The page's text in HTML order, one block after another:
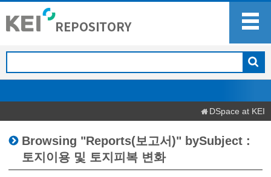
DSpace at KEI
Browsing "Reports(보고서)" bySubject :
토지이용 및 토지피복 변화